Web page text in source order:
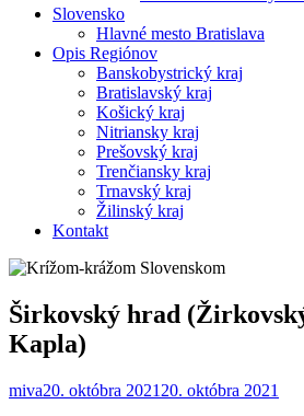
Slovensko
Hlavné mesto Bratislava
Opis Regiónov
Banskobystrický kraj
Bratislavský kraj
Košický kraj
Nitriansky kraj
Prešovský kraj
Trenčiansky kraj
Trnavský kraj
Žilinský kraj
Kontakt
Širkovský hrad
Kapla)
miva20. októbra 2021 20. októbra 2021